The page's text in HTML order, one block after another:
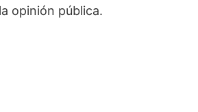
opinión pública.